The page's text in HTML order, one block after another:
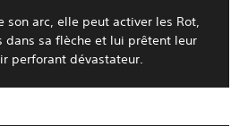
son arc, elle peut activer les Rot,
dans sa flèche et lui prêtent leur
perforant dévastateur.